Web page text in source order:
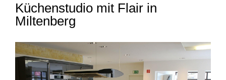
Küchenstudio mit Flair in
Miltenberg